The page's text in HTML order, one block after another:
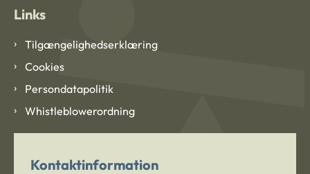
Links
Tilgængelighedserklæring
Cookies
Persondatapolitik
Whistleblowerordning
Kontaktinformation